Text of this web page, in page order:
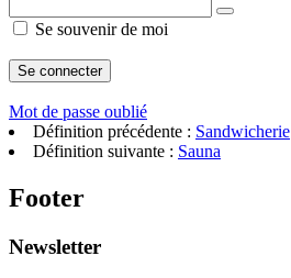
Se souvenir de moi
Mot de passe oublié
Définition précédente : Sandwicherie
Définition suivante : Sauna
Footer
Newsletter